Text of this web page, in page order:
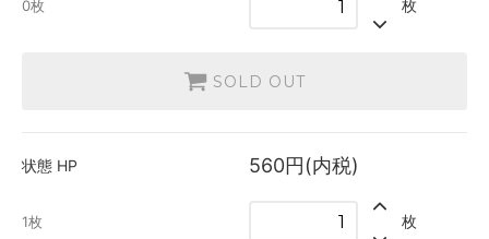
0枚
0枚 枚
SOLD OUT
状態 HP 560円(内税)
1枚 枚